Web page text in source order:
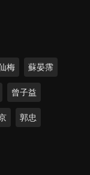
梅 蘇晏霈
曾子益
郭忠